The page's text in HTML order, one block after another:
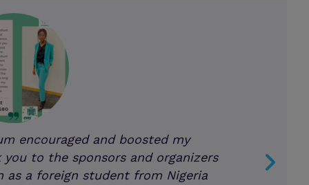
allows me to focus on learning and
pursuit of my academic goals. It
developed my confidence and
Next